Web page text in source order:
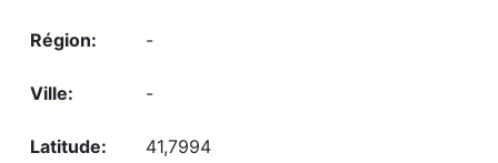
-
-
41,7994